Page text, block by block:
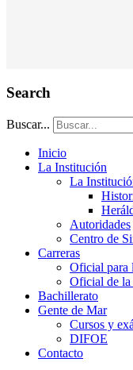
Search
Buscar...
Inicio
La Institución
La
Autoridades
Centro de
Carreras
Oficial para
Oficial de
Bachillerato
Gente de Mar
Cursos y
DIFOE
Contacto